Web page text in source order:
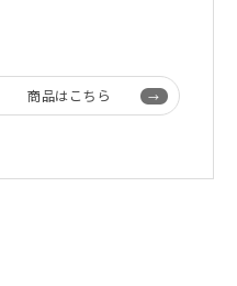
商品はこちら